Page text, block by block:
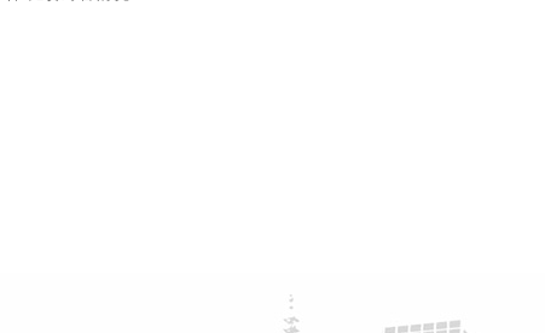
杰瑞股份(002353)8月8日在互动平台表示，公司与中